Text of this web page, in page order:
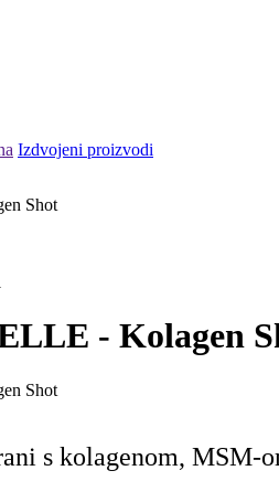
Izdvojeni proizvodi
- Kolagen
s kolagenom,